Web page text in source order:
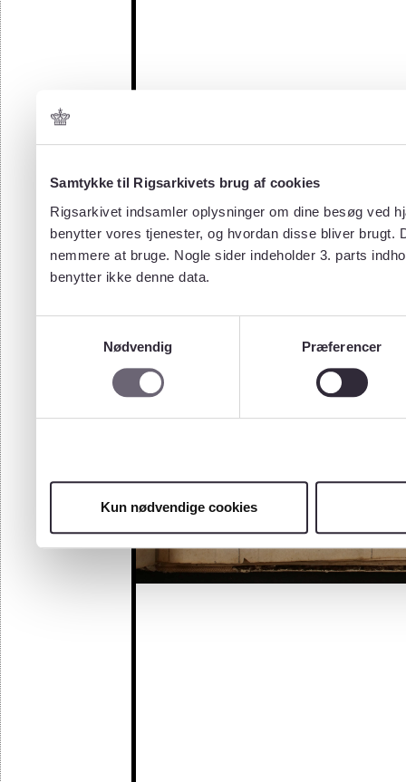
Samtykke til Rigsarkivets brug af cookies
Rigsarkivet indsamler oplysninger om dine besøg ved
benytter vores tjenester, og hvordan disse bliver
nemmere at bruge. Nogle sider indeholder 3. parts
benytter ikke denne data.
Nødvendig
Præferencer
Kun nødvendige cookies